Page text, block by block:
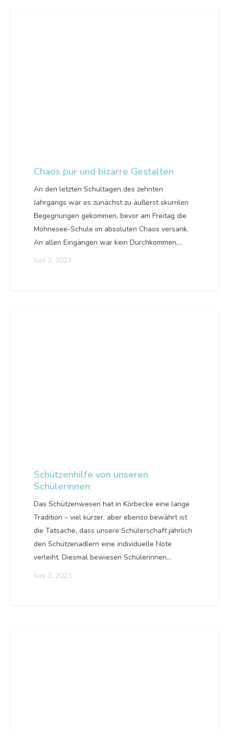
Chaos pur und bizarre Gestalten
An den letzten Schultagen des zehnten
Jahrgangs war es zunächst zu äußerst skurrilen
Begegnungen gekommen, bevor am Freitag die
Möhnesee-Schule im absoluten Chaos versank.
An allen Eingängen war kein Durchkommen,…
Juni 3, 2023
Schützenhilfe von unseren
Schülerinnen
Das Schützenwesen hat in Körbecke eine lange
Tradition – viel kürzer, aber ebenso bewährt ist
die Tatsache, dass unsere Schülerschaft jährlich
den Schützenadlern eine individuelle Note
verleiht. Diesmal bewiesen Schülerinnen…
Juni 3, 2023